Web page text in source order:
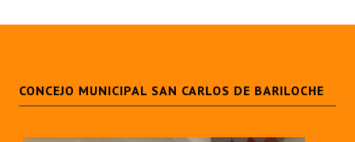
CONCEJO MUNICIPAL SAN CARLOS DE BARILOCHE